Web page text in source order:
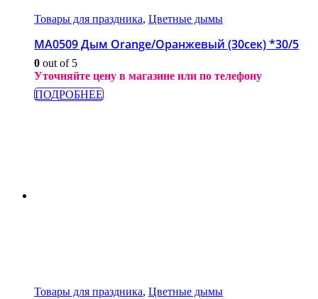
Товары для праздника, Цветные дымы
МА0509 Дым Orange/Оранжевый (30сек) *30/5
0 out of 5
Уточняйте цену в магазине или по телефону
ПОДРОБНЕЕ
Товары для праздника, Цветные дымы